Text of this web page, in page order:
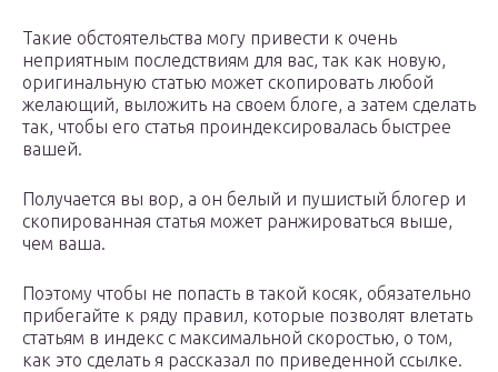
Такие обстоятельства могу привести к очень
неприятным последствиям для вас, так как новую,
оригинальную статью может скопировать любой
желающий, выложить на своем блоге, а затем сделать
так, чтобы его статья проиндексировалась быстрее
вашей.
Получается вы вор, а он белый и пушистый блогер и
скопированная статья может ранжироваться выше,
чем ваша.
Поэтому чтобы не попасть в такой косяк, обязательно
прибегайте к ряду правил, которые позволят влетать
статьям в индекс с максимальной скоростью, о том,
как это сделать я рассказал по приведенной ссылке.